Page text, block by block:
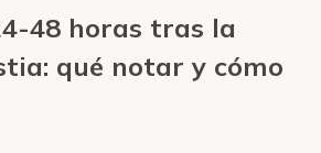
48 horas tras la
qué notar y cómo